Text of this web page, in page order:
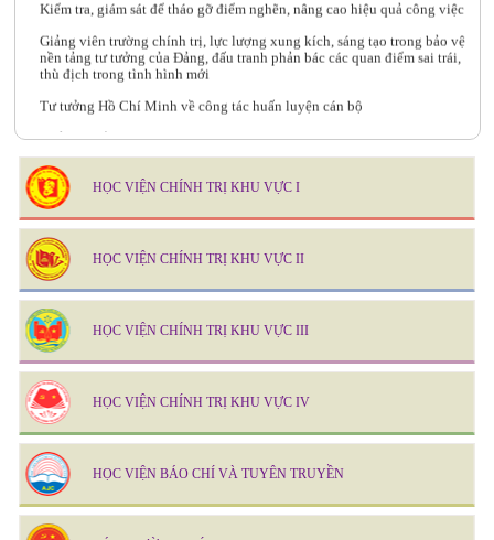
Giảng viên trường chính trị, lực lượng xung kích, sáng tạo trong bảo vệ
nền tảng tư tưởng của Đảng, đấu tranh phản bác các quan điểm sai trái,
thù địch trong tình hình mới
Tư tưởng Hồ Chí Minh về công tác huấn luyện cán bộ
Chủ tịch Hồ Chí Minh tìm ra con đường cứu nước - ý nghĩa và giá trị
đối với cách mạng Việt Nam
HỌC VIỆN CHÍNH TRỊ KHU VỰC I
HỌC VIỆN CHÍNH TRỊ KHU VỰC II
HỌC VIỆN CHÍNH TRỊ KHU VỰC III
HỌC VIỆN CHÍNH TRỊ KHU VỰC IV
HỌC VIỆN BÁO CHÍ VÀ TUYÊN TRUYỀN